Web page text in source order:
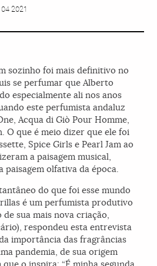
2021
sozinho foi mais definitivo no
se perfumar que Alberto
especialmente ali nos anos
este perfumista andaluz
Acqua di Giò Pour Homme,
O que é meio dizer que ele foi
Spice Girls e Pearl Jam ao
a paisagem musical,
olfativa da época.
do que foi esse mundo
é um perfumista produtivo
sua mais nova criação,
respondeu esta entrevista
importância das fragrâncias
pandemia, de sua origem
o inspira: “É minha segunda